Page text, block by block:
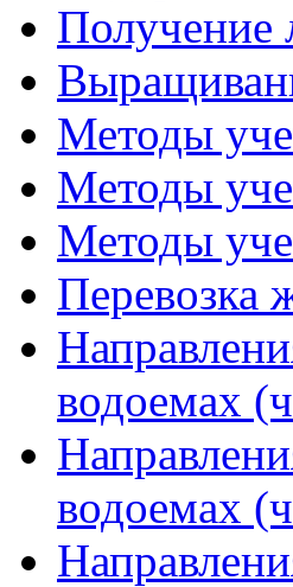
Получение
Методы
Методы
Методы
Перевозка
водоемах
водоемах